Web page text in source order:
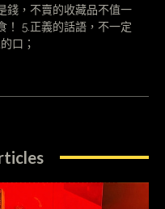
錢，不賣的收藏品不值一
！ 5.正義的話語，不一定
口；